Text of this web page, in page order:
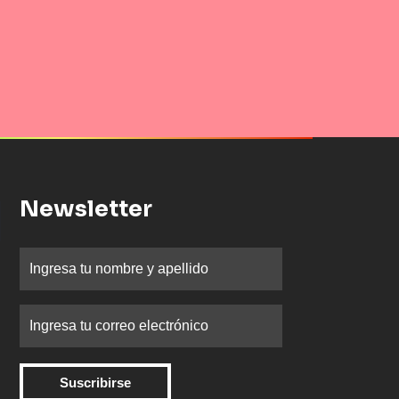
Newsletter
Suscribirse